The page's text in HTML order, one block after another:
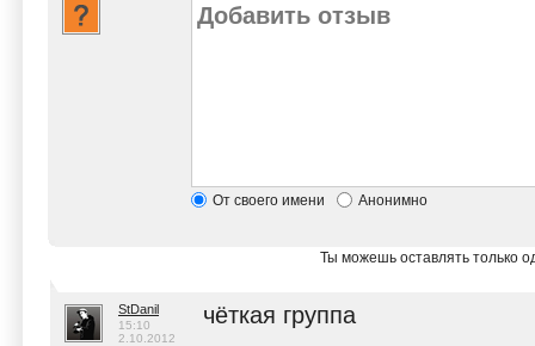
От своего имени Анонимно
Ты можешь оставлять только
StDanil
15:10
2.10.2012
чёткая группа